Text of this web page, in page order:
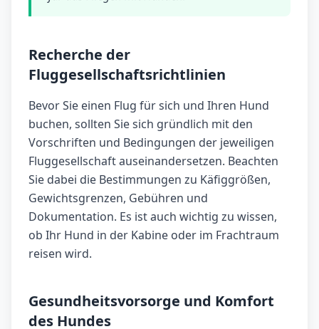
Recherche der
Fluggesellschaftsrichtlinien
Bevor Sie einen Flug für sich und Ihren Hund
buchen, sollten Sie sich gründlich mit den
Vorschriften und Bedingungen der jeweiligen
Fluggesellschaft auseinandersetzen. Beachten
Sie dabei die Bestimmungen zu Käfiggrößen,
Gewichtsgrenzen, Gebühren und
Dokumentation. Es ist auch wichtig zu wissen,
ob Ihr Hund in der Kabine oder im Frachtraum
reisen wird.
Gesundheitsvorsorge und Komfort
des Hundes